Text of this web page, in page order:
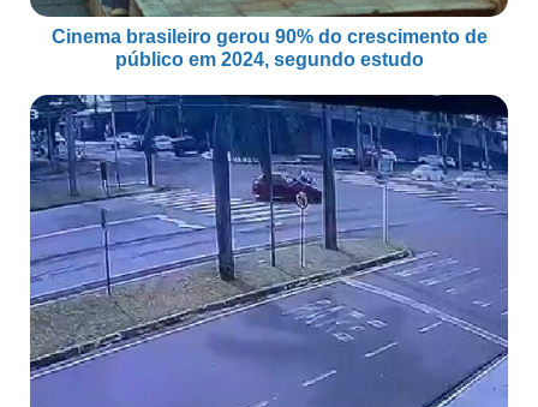
Cinema brasileiro gerou 90% do crescimento de
público em 2024, segundo estudo